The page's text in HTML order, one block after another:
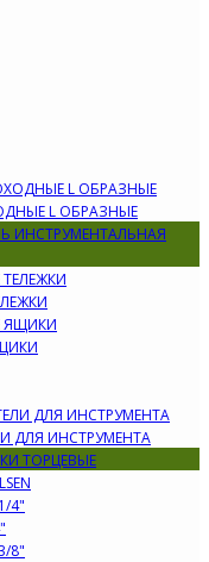
L ОБРАЗНЫЕ
ИНСТРУМЕНТАЛЬНАЯ
ДЛЯ ИНСТРУМЕНТА
ТОРЦЕВЫЕ